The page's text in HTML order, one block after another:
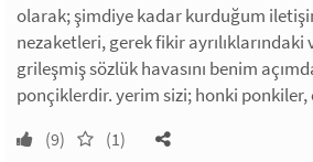
olarak; şimdiye kadar kurduğum
nezaketleri, gerek fikir
grileşmiş sözlük havasını benim
ponçiklerdir. yerim sizi; honki ponkiler,
(9) (1)